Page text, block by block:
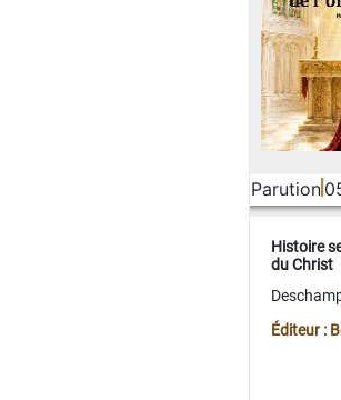
Parution
Histoire
du Christ
Éditeur :